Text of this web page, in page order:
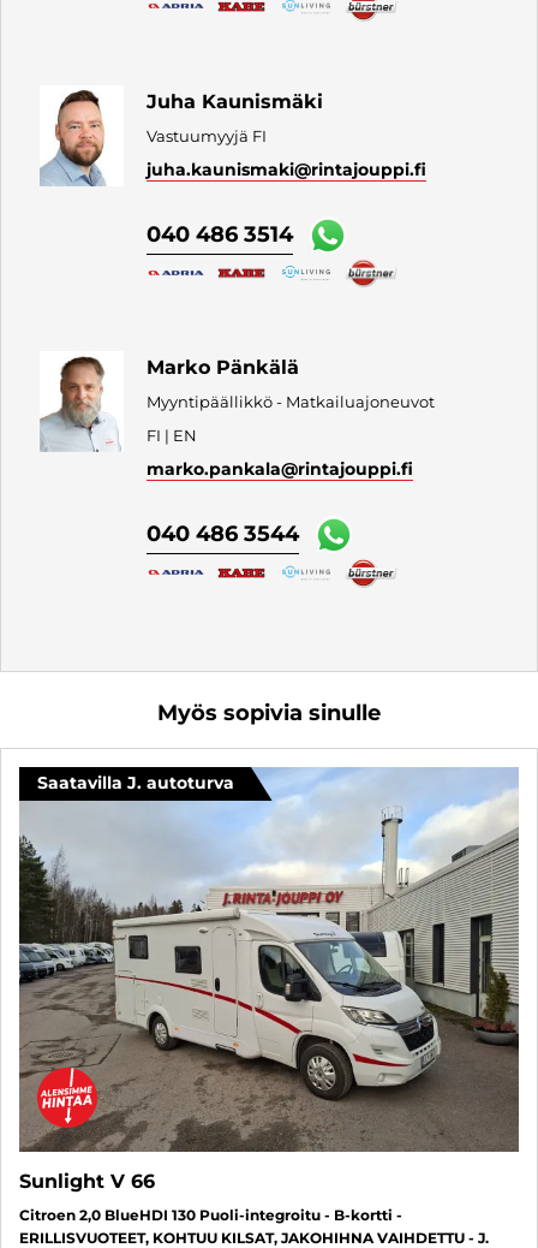
Juha Kaunismäki
Vastuumyyjä FI
juha.kaunismaki@rintajouppi.fi
040 486 3514
Marko Pänkälä
Myyntipäällikkö - Matkailuajoneuvot
FI | EN
marko.pankala@rintajouppi.fi
040 486 3544
Myös sopivia sinulle
Saatavilla J. autoturva
Sunlight V 66
Citroen 2,0 BlueHDI 130 Puoli-integroitu - B-kortti -
ERILLISVUOTEET, KOHTUU KILSAT, JAKOHIHNA VAIHDETTU - J.